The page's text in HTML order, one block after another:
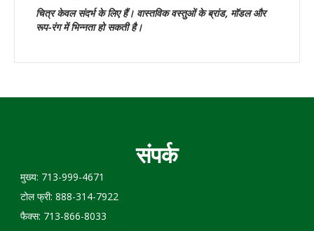
चित्र केवल संदर्भ के लिए हैं। वास्तविक वस्तुओं के ब्रांड, मॉडल और
रूप-रंग में भिन्नता हो सकती है।
संपर्क
मुख्य: 713-999-4671
टोल फ्री: 888-314-7922
फैक्स: 713-866-8033